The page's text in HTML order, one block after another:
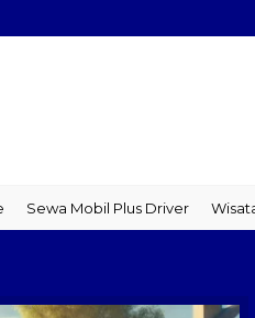
Sewa Mobil Plus Driver Wisata